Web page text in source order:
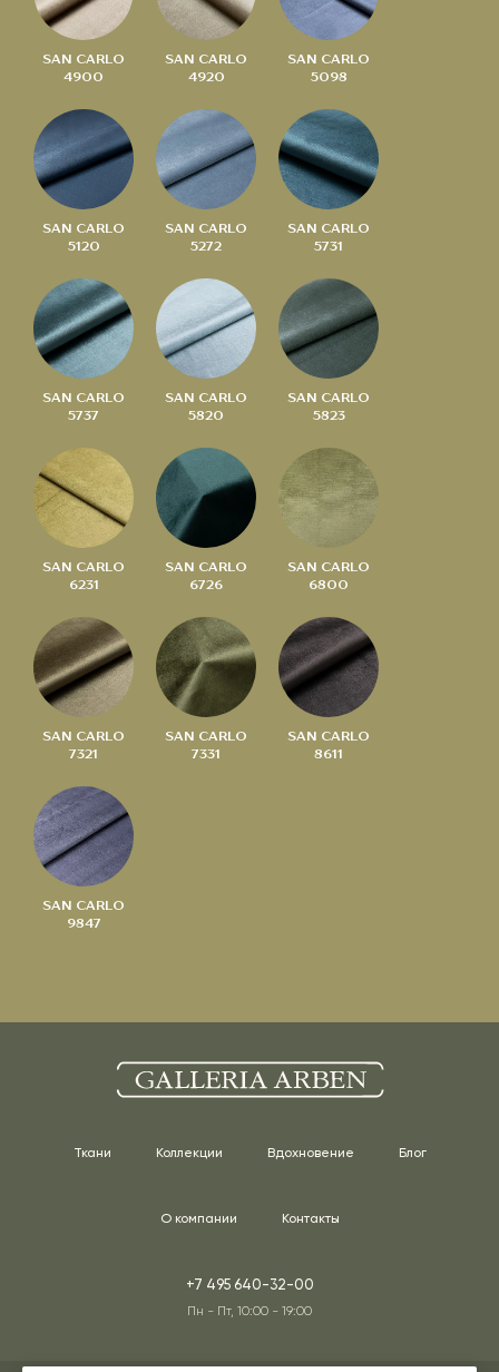
SAN CARLO
4900
SAN CARLO
4920
SAN CARLO
5098
SAN CARLO
5120
SAN CARLO
5272
SAN CARLO
5731
SAN CARLO
5737
SAN CARLO
5820
SAN CARLO
5823
SAN CARLO
6231
SAN CARLO
6726
SAN CARLO
6800
SAN CARLO
7321
SAN CARLO
7331
SAN CARLO
8611
SAN CARLO
9847
Ткани Коллекции Вдохновение Блог
О компании Контакты
+7 495 640-32-00
Пн - Пт, 10:00 - 19:00